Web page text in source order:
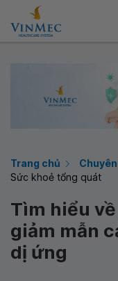
Trang chủ
Sức khoẻ tổng quát
Tìm hiểu
giảm mẫn
dị ứng